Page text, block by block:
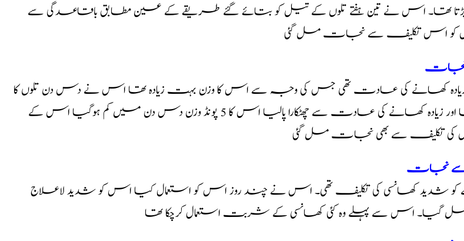
تھا۔ اس نے تین ہفتے تلوں کے تیل کو بتائے گئے طریقے کے عین مطابق باقاعدگی سے
کو اس تکلیف سے نجات مل گئی
نجات
کھانے کی عادت تھی جس کی وجہ سے اس کا وزن بہت زیادہ تھا اس نے دس دن تلوں کا
تیل استعمال کیا اور زیادہ کھانے کی عادت سے چھٹکارا پالیا اس کا 5 پونڈ وزن دس دن میں کم ہوگیا اس کے
کی تکلیف سے بھی نجات مل گئی
سے نجات
کو شدید کھانسی کی تکلیف تھی۔ اس نے چند روز اس کو استعمال کیا اس کو شدید لاعلاج
گیا۔ اس سے پہلے وہ کئی کھانسی کے شربت استعمال کرچکا تھا